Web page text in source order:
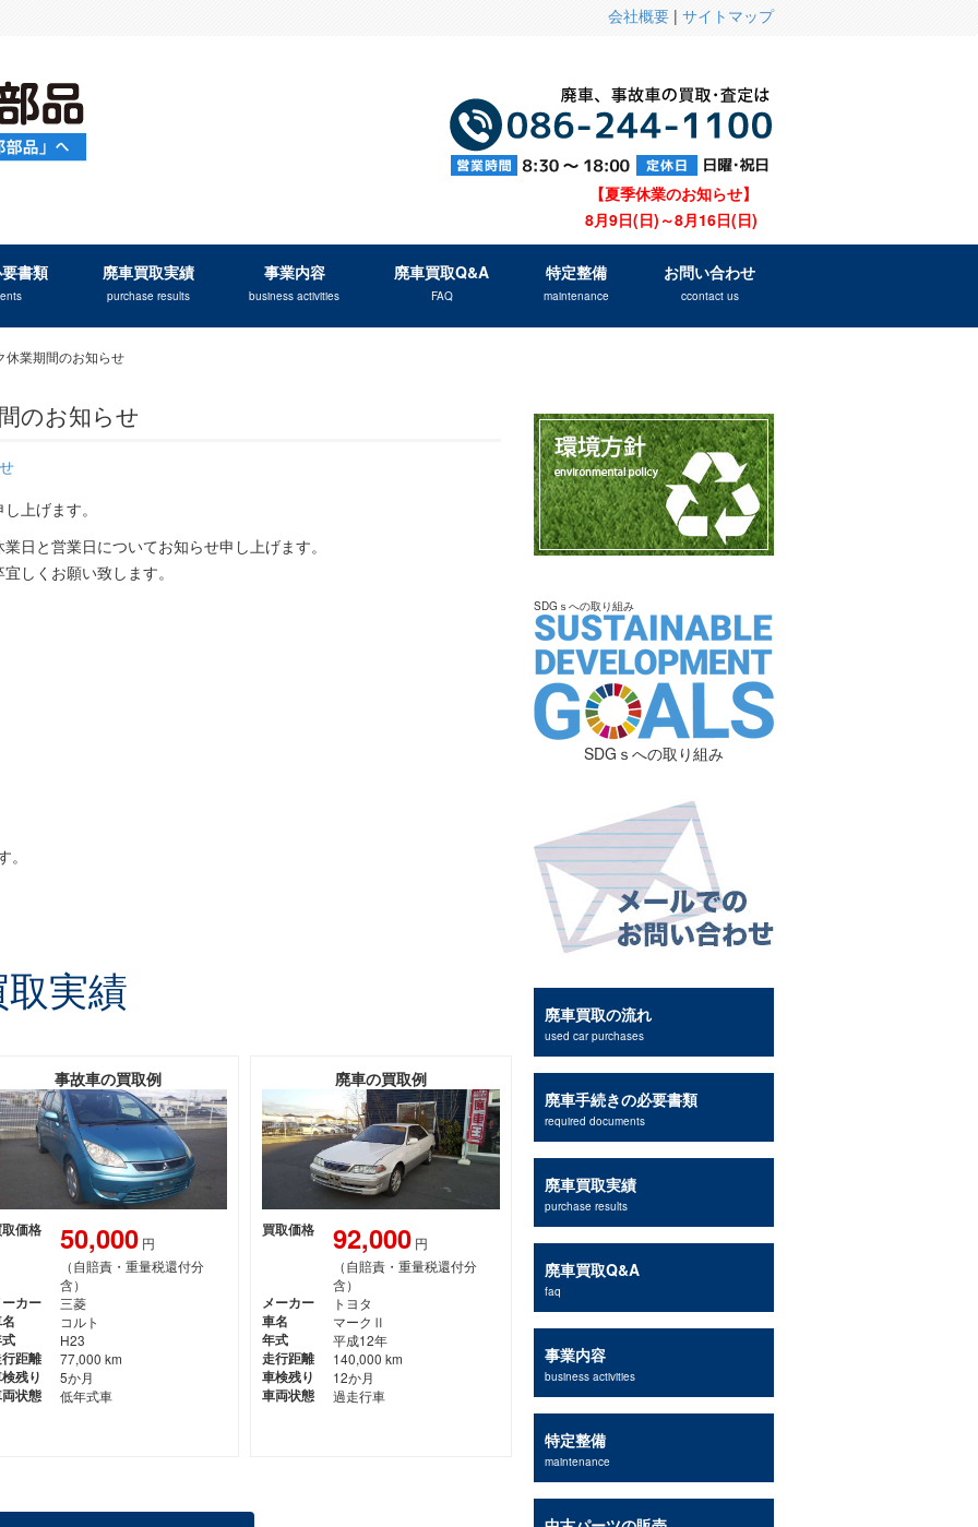
会社概要| サイトマップ
【夏季休業のお知らせ】
8月9日(日)～8月16日(日)
書類 廃車買取実績
purchase results
事業内容
business activities
廃車買取Q&A
FAQ
特定整備
maintenance
お問い合わせ
ccontact us
休業期間のお知らせ
のお知らせ
上げます。
日と営業日についてお知らせ申し上げます。
しくお願い致します。
実績
事故車の買取例
価格 50,000 円
（自賠責・重量税還付分
含）
カー
三菱
コルト
H23
距離
77,000 km
残り
5か月
状態
低年式車
廃車の買取例
買取価格 92,000 円
（自賠責・重量税還付分
含）
メーカー
トヨタ
車名
マークⅡ
年式
平成12年
走行距離
140,000 km
車検残り
12か月
車両状態
過走行車
SDGｓへの取り組み
SDGｓへの取り組み
廃車買取の流れ
used car purchases
廃車手続きの必要書類
required documents
廃車買取実績
purchase results
廃車買取Q&A
faq
事業内容
business activities
特定整備
maintenance